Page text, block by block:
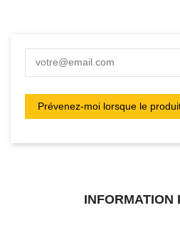
INFORMATION